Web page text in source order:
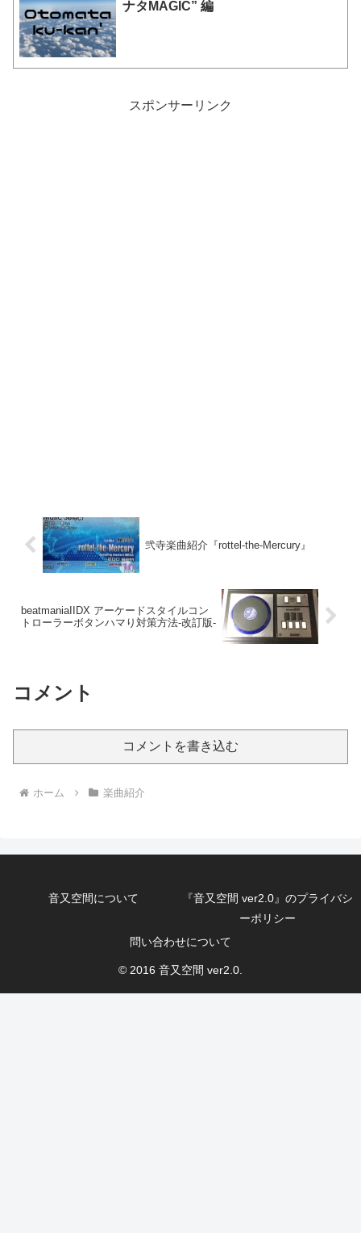
ナタMAGIC” 編
スポンサーリンク
弐寺楽曲紹介『rottel-the-Mercury』
beatmaniaIIDX アーケードスタイルコン
トローラーボタンハマり対策方法-改訂版-
コメント
コメントを書き込む
ホーム 楽曲紹介
音又空間について
『音又空間 ver2.0』のプライバシ
ーポリシー
問い合わせについて
© 2016 音又空間 ver2.0.